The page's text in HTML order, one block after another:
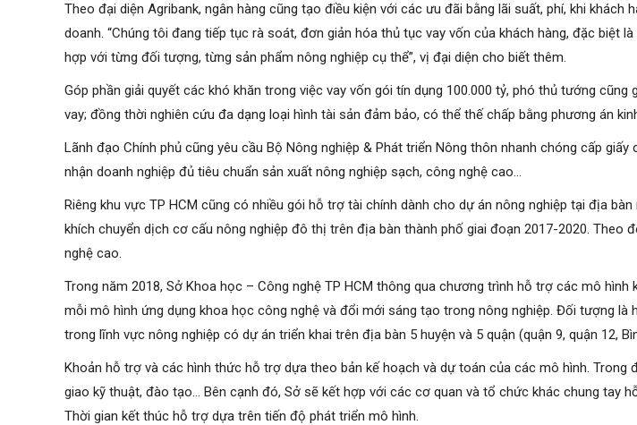
Theo đại diện Agribank, ngân hàng cũng tạo điều kiện với các ưu đãi bằng lãi suất, phí, khi
doanh. “Chúng tôi đang tiếp tục rà soát, đơn giản hóa thủ tục vay vốn của khách hàng, đặc biệt
hợp với từng đối tượng, từng sản phẩm nông nghiệp cụ thể”, vị đại diện cho biết thêm.
Góp phần giải quyết các khó khăn trong việc vay vốn gói tín dụng 100.000 tỷ, phó thủ tướng
vay; đồng thời nghiên cứu đa dạng loại hình tài sản đảm bảo, có thể thế chấp bằng phương án
Lãnh đạo Chính phủ cũng yêu cầu Bộ Nông nghiệp & Phát triển Nông thôn nhanh chóng cấp
nhận doanh nghiệp đủ tiêu chuẩn sản xuất nông nghiệp sạch, công nghệ cao…
Riêng khu vực TP HCM cũng có nhiều gói hỗ trợ tài chính dành cho dự án nông nghiệp tại địa
khích chuyển dịch cơ cấu nông nghiệp đô thị trên địa bàn thành phố giai đoạn 2017-2020. Theo
nghệ cao.
Trong năm 2018, Sở Khoa học – Công nghệ TP HCM thông qua chương trình hỗ trợ các mô
mỗi mô hình ứng dụng khoa học công nghệ và đổi mới sáng tạo trong nông nghiệp. Đối tượng
trong lĩnh vực nông nghiệp có dự án triển khai trên địa bàn 5 huyện và 5 quận (quận 9, quận 12,
Khoản hỗ trợ và các hình thức hỗ trợ dựa theo bản kế hoạch và dự toán của các mô hình.
giao kỹ thuật, đào tạo… Bên cạnh đó, Sở sẽ kết hợp với các cơ quan và tổ chức khác chung tay
Thời gian kết thúc hỗ trợ dựa trên tiến độ phát triển mô hình.